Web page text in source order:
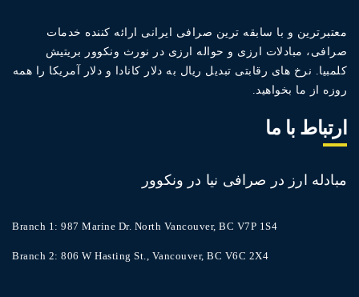
معتبرترین و با سابقه ترین صرافی ایرانی ارائه کننده خدمات
صرافی، مبادلات ارزی و حواله ارزی در نورث ونکوور بریتیش
کلمبیا. نرخ های رقابتی تبدیل ریال به دلار کانادا و دلار آمریکا را همه
روزه از ما بخواهید.
ارتباط با ما
مبادله ارز در صرافی نیا در ونکوور
Branch 1: 987 Marine Dr. North Vancouver, BC V7P 1S4
Branch 2: 806 W Hasting St., Vancouver, BC V6C 2X4